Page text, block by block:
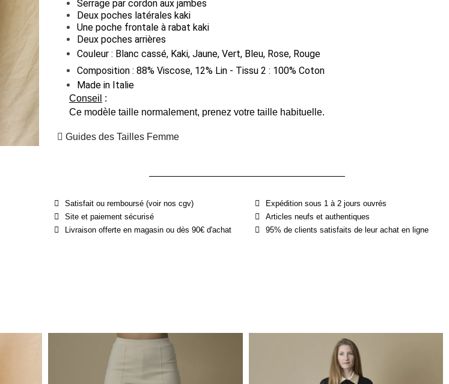
Serrage par cordon aux jambes
Deux poches latérales kaki
Une poche frontale à rabat kaki
Deux poches arrières
Couleur : Blanc cassé, Kaki, Jaune, Vert, Bleu, Rose, Rouge
Composition : 88% Viscose, 12% Lin - Tissu 2 : 100% Coton
Made in Italie
Conseil :
Ce modèle taille normalement, prenez votre taille habituelle.
Guides des Tailles Femme
Satisfait ou remboursé (voir nos cgv)
Site et paiement sécurisé
Livraison offerte en magasin ou dès 90€ d'achat
Expédition sous 1 à 2 jours ouvrés
Articles neufs et authentiques
95% de clients satisfaits de leur achat en ligne